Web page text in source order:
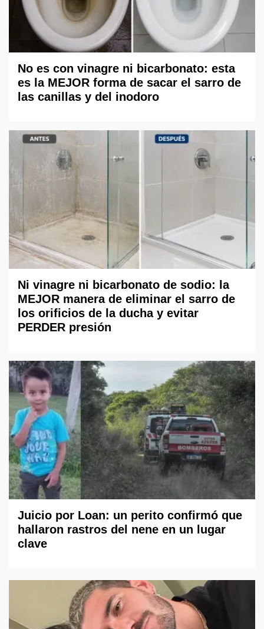
No es con vinagre ni bicarbonato: esta
es la MEJOR forma de sacar el sarro de
las canillas y del inodoro
Ni vinagre ni bicarbonato de sodio: la
MEJOR manera de eliminar el sarro de
los orificios de la ducha y evitar
PERDER presión
Juicio por Loan: un perito confirmó que
hallaron rastros del nene en un lugar
clave